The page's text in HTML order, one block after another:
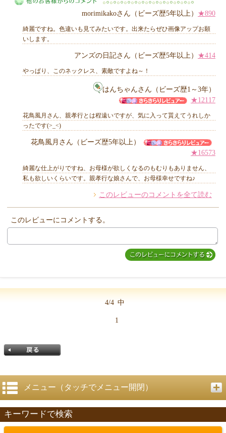
MIYUKI先生からのコメント
他のお客様からのコメント
morimikakoさん（ビーズ歴5年以上） ★890
綺麗ですね。色違いも見てみたいです。出来たらぜひ画像アップお願
いします。
アンズの日記さん（ビーズ歴5年以上） ★414
やっぱり、このネックレス、素敵ですよね～！
はんちゃんさん（ビーズ歴1～3年）
★12117
花鳥風月さん、親孝行とは程遠いですが、気に入って貰えてうれしか
ったです(>_<)
花鳥風月さん（ビーズ歴5年以上）
★16573
綺麗な仕上がりですね、お母様が欲しくなるのもむりもありません、
私も欲しいくらいです。親孝行な娘さんで、お母様幸せですね♪
このレビューのコメントを全て読む
このレビューにコメントする。
4/4 中
1
戻る
メニュー（タッチでメニュー開閉）
キーワードで検索